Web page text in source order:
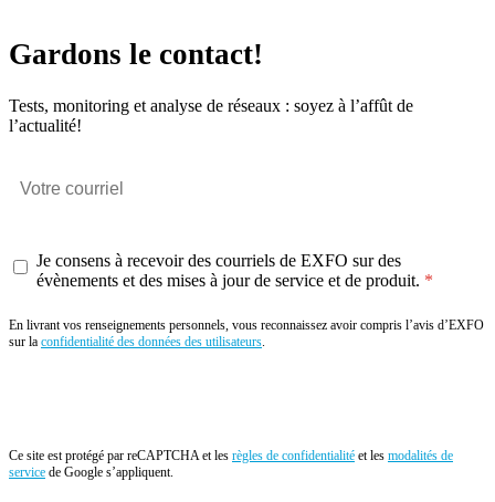
Gardons le contact!
Tests, monitoring et analyse de réseaux : soyez à l’affût de
l’actualité!
Je consens à recevoir des courriels de EXFO sur des
évènements et des mises à jour de service et de produit.
En livrant vos renseignements personnels, vous reconnaissez avoir compris l’avis d’EXFO
sur la confidentialité des données des utilisateurs.
Ce site est protégé par reCAPTCHA et les règles de confidentialité et les modalités de
service de Google s’appliquent.